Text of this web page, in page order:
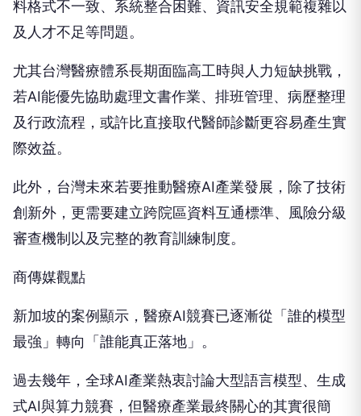
料格式不一致、系統整合困難、資訊安全規範複雜以
及人才不足等問題。
尤其台灣醫療體系長期面臨高工時與人力短缺挑戰，
若AI能優先協助處理文書作業、排班管理、病歷整理
及行政流程，或許比直接取代醫師診斷更容易產生實
際效益。
此外，台灣未來若要推動醫療AI產業發展，除了技術
創新外，更需要建立跨院區資料互通標準、風險分級
審查機制以及完整的教育訓練制度。
商傳媒觀點
新加坡的案例顯示，醫療AI競賽已逐漸從「誰的模型
最強」轉向「誰能真正落地」。
過去幾年，全球AI產業熱衷討論大型語言模型、生成
式AI與算力競賽，但醫療產業最終關心的其實很簡